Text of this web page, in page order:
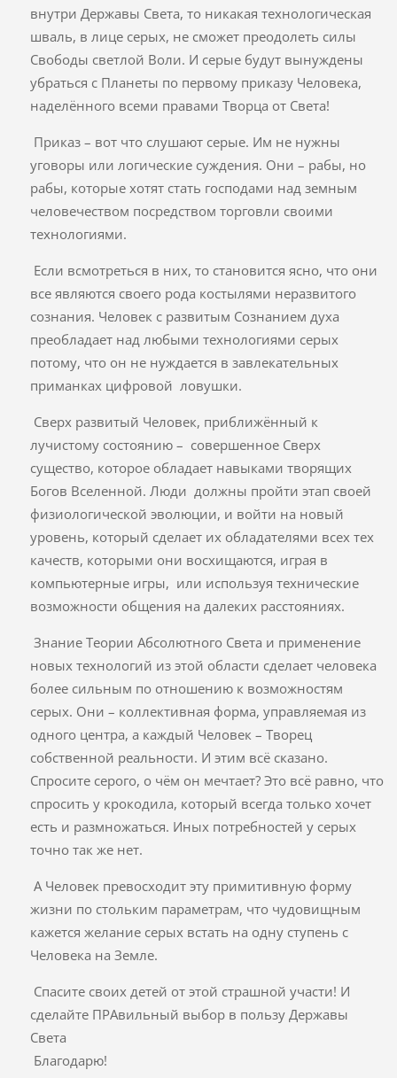
внутри Державы Света, то никакая технологическая
шваль, в лице серых, не сможет преодолеть силы
Свободы светлой Воли. И серые будут вынуждены
убраться с Планеты по первому приказу Человека,
наделённого всеми правами Творца от Света!
Приказ – вот что слушают серые. Им не нужны
уговоры или логические суждения. Они – рабы, но
рабы, которые хотят стать господами над земным
человечеством посредством торговли своими
технологиями.
Если всмотреться в них, то становится ясно, что они
все являются своего рода костылями неразвитого
сознания. Человек с развитым Сознанием духа
преобладает над любыми технологиями серых
потому, что он не нуждается в завлекательных
приманках цифровой ловушки.
Сверх развитый Человек, приближённый к
лучистому состоянию – совершенное Сверх
существо, которое обладает навыками творящих
Богов Вселенной. Люди должны пройти этап своей
физиологической эволюции, и войти на новый
уровень, который сделает их обладателями всех тех
качеств, которыми они восхищаются, играя в
компьютерные игры, или используя технические
возможности общения на далеких расстояниях.
Знание Теории Абсолютного Света и применение
новых технологий из этой области сделает человека
более сильным по отношению к возможностям
серых. Они – коллективная форма, управляемая из
одного центра, а каждый Человек – Творец
собственной реальности. И этим всё сказано.
Спросите серого, о чём он мечтает? Это всё равно, что
спросить у крокодила, который всегда только хочет
есть и размножаться. Иных потребностей у серых
точно так же нет.
А Человек превосходит эту примитивную форму
жизни по стольким параметрам, что чудовищным
кажется желание серых встать на одну ступень с
Человека на Земле.
Спасите своих детей от этой страшной участи! И
сделайте ПРАвильный выбор в пользу Державы
Света
Благодарю!